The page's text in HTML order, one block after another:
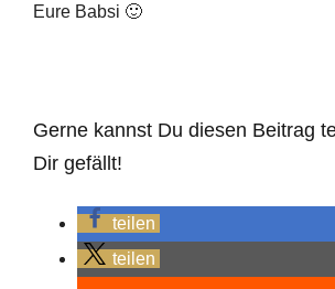
Eure Babsi 🙂
Gerne kannst Du diesen Beitrag
Dir gefällt!
teilen
teilen